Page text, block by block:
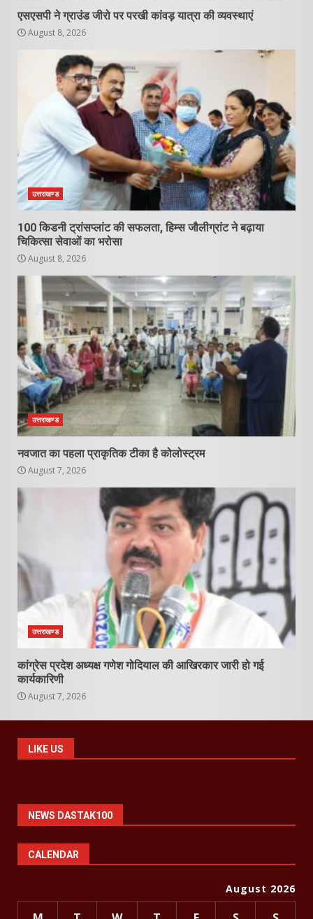
एसएसपी ने ग्राउंड जीरो पर परखी कांवड़ यात्रा की व्यवस्थाएं
August 8, 2026
उत्तराखण्ड
100 किडनी ट्रांसप्लांट की सफलता, हिम्स जौलीग्रांट ने बढ़ाया
चिकित्सा सेवाओं का भरोसा
August 8, 2026
उत्तराखण्ड
नवजात का पहला प्राकृतिक टीका है कोलोस्ट्रम
August 7, 2026
उत्तराखण्ड
कांग्रेस प्रदेश अध्यक्ष गणेश गोदियाल की आखिरकार जारी हो गई
कार्यकारिणी
August 7, 2026
LIKE US
NEWS DASTAK100
CALENDAR
August 2026